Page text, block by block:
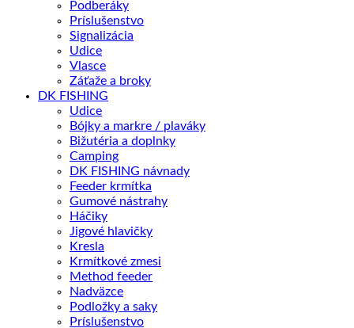
Podberáky
Príslušenstvo
Signalizácia
Udice
Vlasce
Záťaže a broky
DK FISHING
Udice
Bójky a markre / plaváky
Bižutéria a doplnky
Camping
DK FISHING návnady
Feeder krmítka
Gumové nástrahy
Háčiky
Jigové hlavičky
Kresla
Krmítkové zmesi
Method feeder
Nadväzce
Podložky a saky
Príslušenstvo